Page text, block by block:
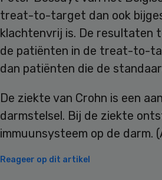
treat-to-target dan ook
klachtenvrij is. De resultaten
de patiënten in de treat-to-
dan patiënten die de
De ziekte van Crohn is een
darmstelsel. Bij de ziekte
immuunsysteem op de darm.
Reageer op dit artikel